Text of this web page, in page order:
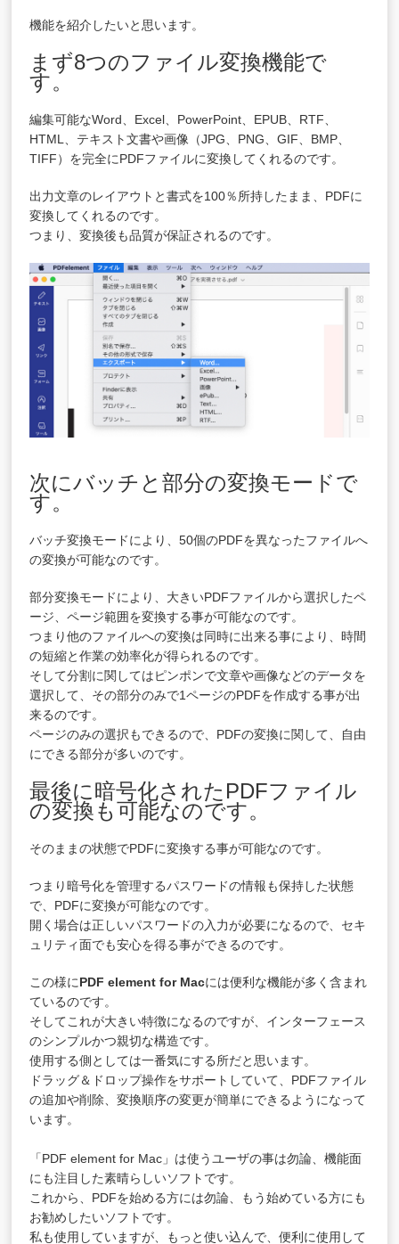
機能を紹介したいと思います。
まず8つのファイル変換機能で
す。
編集可能なWord、Excel、PowerPoint、EPUB、RTF、
HTML、テキスト文書や画像（JPG、PNG、GIF、BMP、
TIFF）を完全にPDFファイルに変換してくれるのです。
出力文章のレイアウトと書式を100％所持したまま、PDFに
変換してくれるのです。
つまり、変換後も品質が保証されるのです。
次にバッチと部分の変換モードで
す。
バッチ変換モードにより、50個のPDFを異なったファイルへ
の変換が可能なのです。
部分変換モードにより、大きいPDFファイルから選択したペ
ージ、ページ範囲を変換する事が可能なのです。
つまり他のファイルへの変換は同時に出来る事により、時間
の短縮と作業の効率化が得られるのです。
そして分割に関してはピンポンで文章や画像などのデータを
選択して、その部分のみで1ページのPDFを作成する事が出
来るのです。
ページのみの選択もできるので、PDFの変換に関して、自由
にできる部分が多いのです。
最後に暗号化されたPDFファイル
の変換も可能なのです。
そのままの状態でPDFに変換する事が可能なのです。
つまり暗号化を管理するパスワードの情報も保持した状態
で、PDFに変換が可能なのです。
開く場合は正しいパスワードの入力が必要になるので、セキ
ュリティ面でも安心を得る事ができるのです。
この様にPDF element for Macには便利な機能が多く含まれ
ているのです。
そしてこれが大きい特徴になるのですが、インターフェース
のシンプルかつ親切な構造です。
使用する側としては一番気にする所だと思います。
ドラッグ＆ドロップ操作をサポートしていて、PDFファイル
の追加や削除、変換順序の変更が簡単にできるようになって
います。
「PDF element for Mac」は使うユーザの事は勿論、機能面
にも注目した素晴らしいソフトです。
これから、PDFを始める方には勿論、もう始めている方にも
お勧めしたいソフトです。
私も使用していますが、もっと使い込んで、便利に使用して